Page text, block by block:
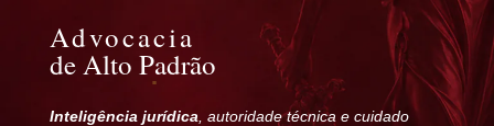
Advocacia
de Alto Padrão
Inteligência jurídica , autoridade técnica e cuidado